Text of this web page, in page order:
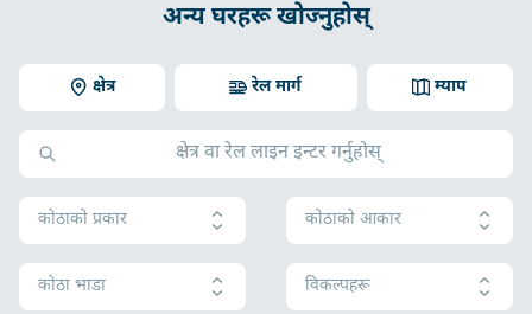
अन्य घरहरू खोज्नुहोस्
क्षेत्र म्याप
रेल मार्ग
कोठाको प्रकार कोठाको आकार
कोठा भाडा विकल्पहरू